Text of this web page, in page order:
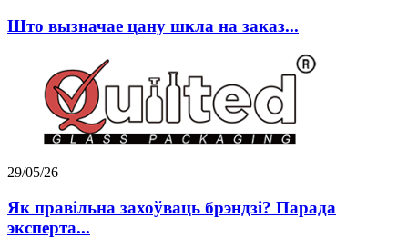
Што вызначае цану шкла на заказ...
29/05/26
Як правільна захоўваць брэндзі? Парада
эксперта...